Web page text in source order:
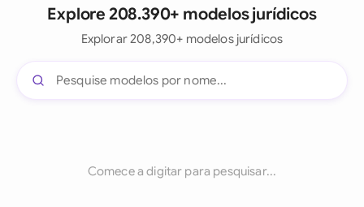
Explore 208.390+ modelos jurídicos
Explorar 208,390+ modelos jurídicos
Comece a digitar para pesquisar...